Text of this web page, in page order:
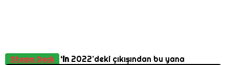
Steam Deck ‘in 2022’deki çıkışından bu yana